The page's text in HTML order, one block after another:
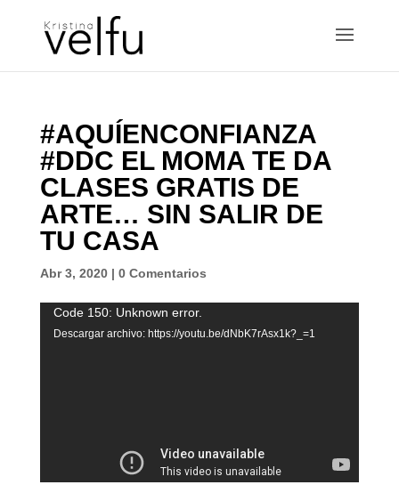
#AQUÍENCONFIANZA
#DDC EL MOMA TE DA
CLASES GRATIS DE
ARTE… SIN SALIR DE
TU CASA
Abr 3, 2020| 0 Comentarios
Reproductor
de
Code 150: Unknown error.
Descargar archivo: https://youtu.be/dNbK7rAsx1k?_=1